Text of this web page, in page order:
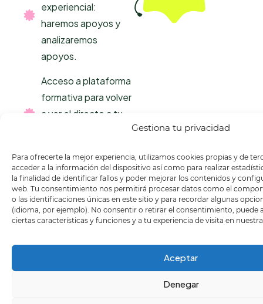
Gestiona tu privacidad
Para ofrecerte la mejor experiencia, utilizamos cookies propias y de
acceder a la información del dispositivo así como para realizar
la finalidad de identificar fallos y poder mejorar los contenidos y
web. Tu consentimiento nos permitirá procesar datos como el
o las identificaciones únicas en este sitio y para recordar algunas
(idioma, por ejemplo). No consentir o retirar el consentimiento, puede
ciertas características y funciones y a tu experiencia de visita en
Aceptar
Denegar
experiencial:
haremos apoyos y
analizaremos
apoyos.
Acceso a plataforma
formativa para volver
a ver el directo a tu
Podrás compartir tus
dudas y cuestiones
durante el directo.